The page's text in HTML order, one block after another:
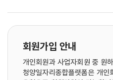
회원가입 안내
개인회원과 사업자회원 중 원
청양일자리종합플랫폼은 개인